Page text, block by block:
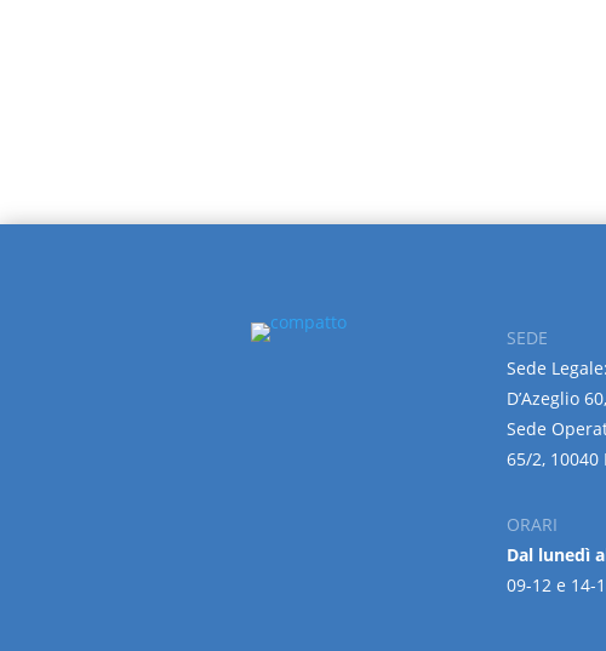
SEDE
Sede
D’Azeglio
Sede
65/2,
ORARI
Dal lunedì
09-12 e 14-